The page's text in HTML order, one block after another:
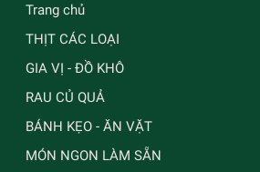
Trang chủ
THỊT CÁC LOẠI
GIA VỊ - ĐỒ KHÔ
RAU CỦ QUẢ
BÁNH KẸO - ĂN VẶT
MÓN NGON LÀM SẴN